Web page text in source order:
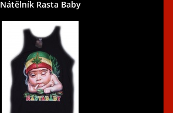
Nátělník Rasta Baby